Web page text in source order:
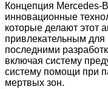
Концепция Mercedes-
инновационные
которые делают этот
привлекательным
последними
включая систему
систему помощи при
мертвых зон.